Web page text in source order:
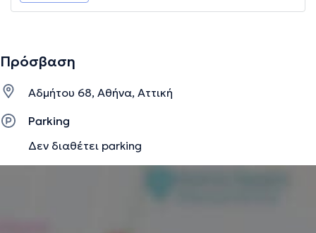
Πρόσβαση
Αδμήτου 68, Αθήνα, Αττική
Parking
Δεν διαθέτει parking